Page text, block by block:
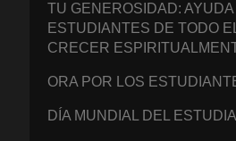
TU GENEROSIDAD: AYUDA
ESTUDIANTES DE TODO
CRECER
ORA POR LOS
DÍA MUNDIAL DEL